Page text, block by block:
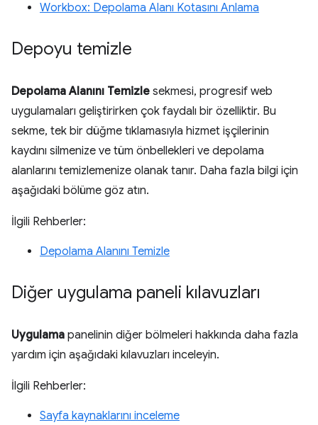
Workbox: Depolama Alanı Kotasını Anlama
Depoyu temizle
Depolama Alanını Temizle sekmesi, progresif web
uygulamaları geliştirirken çok faydalı bir özelliktir. Bu
sekme, tek bir düğme tıklamasıyla hizmet işçilerinin
kaydını silmenize ve tüm önbellekleri ve depolama
alanlarını temizlemenize olanak tanır. Daha fazla bilgi için
aşağıdaki bölüme göz atın.
İlgili Rehberler:
Depolama Alanını Temizle
Diğer uygulama paneli kılavuzları
Uygulama panelinin diğer bölmeleri hakkında daha fazla
yardım için aşağıdaki kılavuzları inceleyin.
İlgili Rehberler:
Sayfa kaynaklarını inceleme